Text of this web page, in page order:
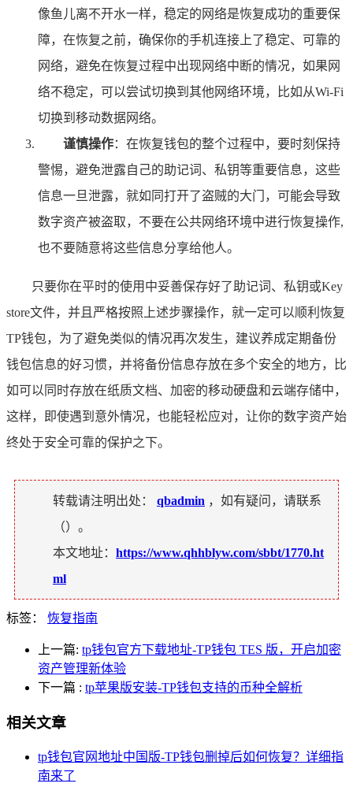
像鱼儿离不开水一样，稳定的网络是恢复成功的重要保
障，在恢复之前，确保你的手机连接上了稳定、可靠的
网络，避免在恢复过程中出现网络中断的情况，如果网
络不稳定，可以尝试切换到其他网络环境，比如从Wi-Fi
切换到移动数据网络。
谨慎操作：在恢复钱包的整个过程中，要时刻保持
警惕，避免泄露自己的助记词、私钥等重要信息，这些
信息一旦泄露，就如同打开了盗贼的大门，可能会导致
数字资产被盗取，不要在公共网络环境中进行恢复操作,
也不要随意将这些信息分享给他人。
只要你在平时的使用中妥善保存好了助记词、私钥或Key
store文件，并且严格按照上述步骤操作，就一定可以顺利恢复
TP钱包，为了避免类似的情况再次发生，建议养成定期备份
钱包信息的好习惯，并将备份信息存放在多个安全的地方，比
如可以同时存放在纸质文档、加密的移动硬盘和云端存储中，
这样，即使遇到意外情况，也能轻松应对，让你的数字资产始
终处于安全可靠的保护之下。
转载请注明出处： qbadmin ，如有疑问，请联系
（）。
本文地址： https://www.qhhblyw.com/sbbt/1770.ht
ml
标签： 恢复指南
上一篇: tp钱包官方下载地址-TP钱包 TES 版，开启加密
资产管理新体验
下一篇 : tp苹果版安装-TP钱包支持的币种全解析
相关文章
tp钱包官网地址中国版-TP钱包删掉后如何恢复？详细指
南来了